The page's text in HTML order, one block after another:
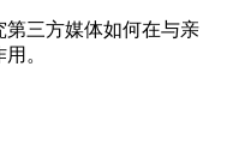
三方媒体如何在与亲
。